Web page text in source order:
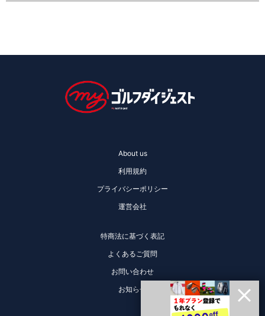
About us
利用規約
プライバシーポリシー
運営会社
特商法に基づく表記
よくあるご質問
お問い合わせ
お知らせ